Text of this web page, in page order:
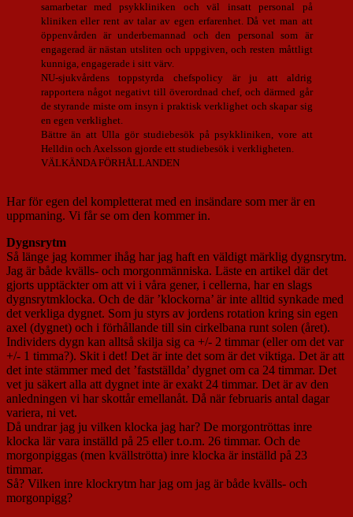
samarbetar med psykkliniken och väl insatt personal på
kliniken eller rent av talar av egen erfarenhet. Då vet man att
öppenvården är underbemannad och den personal som är
engagerad är nästan utsliten och uppgiven, och resten måttligt
kunniga, engagerade i sitt värv.
NU-sjukvårdens toppstyrda chefspolicy är ju att aldrig
rapportera något negativt till överordnad chef, och därmed går
de styrande miste om insyn i praktisk verklighet och skapar sig
en egen verklighet.
Bättre än att Ulla gör studiebesök på psykkliniken, vore att
Helldin och Axelsson gjorde ett studiebesök i verkligheten.
VÄLKÄNDA FÖRHÅLLANDEN
Har för egen del kompletterat med en insändare som mer är en
uppmaning. Vi får se om den kommer in.
Dygnsrytm
Så länge jag kommer ihåg har jag haft en väldigt märklig dygnsrytm.
Jag är både kvälls- och morgonmänniska. Läste en artikel där det
gjorts upptäckter om att vi i våra gener, i cellerna, har en slags
dygnsrytmklocka. Och de där ’klockorna’ är inte alltid synkade med
det verkliga dygnet. Som ju styrs av jordens rotation kring sin egen
axel (dygnet) och i förhållande till sin cirkelbana runt solen (året).
Individers dygn kan alltså skilja sig ca +/- 2 timmar (eller om det var
+/- 1 timma?). Skit i det! Det är inte det som är det viktiga. Det är att
det inte stämmer med det ’fastställda’ dygnet om ca 24 timmar. Det
vet ju säkert alla att dygnet inte är exakt 24 timmar. Det är av den
anledningen vi har skottår emellanåt. Då när februaris antal dagar
variera, ni vet.
Då undrar jag ju vilken klocka jag har? De morgontröttas inre
klocka lär vara inställd på 25 eller t.o.m. 26 timmar. Och de
morgonpiggas (men kvällströtta) inre klocka är inställd på 23
timmar.
Så? Vilken inre klockrytm har jag om jag är både kvälls- och
morgonpigg?